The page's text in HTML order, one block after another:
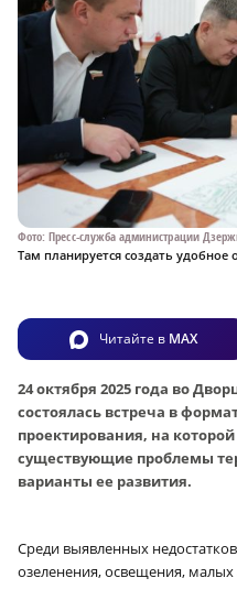
Фото: Пресс-служба администрации
Там планируется создать удобное
Читайте в MAX
24 октября 2025 года во
состоялась встреча в
проектирования, на
существующие проблемы
варианты ее развития.
Среди выявленных
озеленения, освещения,